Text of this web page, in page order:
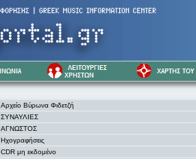
Αρχείο Βύρωνα Φιδετζή
ΣΥΝΑΥΛΙΕΣ
ΑΓΝΩΣΤΟΣ
Ηχογραφήσεις
CDR μη εκδομένο